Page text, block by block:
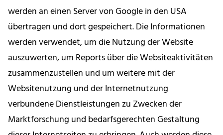
werden an einen Server von Google in den USA
übertragen und dort gespeichert. Die Informationen
werden verwendet, um die Nutzung der Website
auszuwerten, um Reports über die Websiteaktivitäten
zusammenzustellen und um weitere mit der
Websitenutzung und der Internetnutzung
verbundene Dienstleistungen zu Zwecken der
Marktforschung und bedarfsgerechten Gestaltung